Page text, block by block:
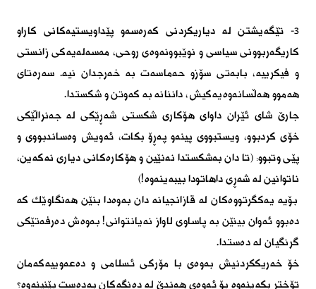
۳- تێگەیشتن لە دیاریكردنی كەرەسەو پێداویستیەكانی كاراو
كاریگەربوونی سیاسی و نوێبوونەوەی روحی، مەسەلەیەكی زانستی
و فیكرییە، بابەتی سۆزو حەماسەت بە خەرجدان نیە. سەرەتای
هەموو هەڵسانەوەیەكیش، داننانە بە كەوتن و شكستدا.
جارێ شای ئێران داوای هۆكاری شكستی شەڕێكی لە جەنراڵێكی
خۆی كردبوو، ویستبووی پینەو پەڕۆ بكات، ئەویش وەساندبووی و
پێی وتبوو: (تا دان بەشكستدا نەنێین و هۆكارەكانی دیاری نەكەین،
ناتوانین لە شەڕی داهاتودا بیبەینەوە!)
بۆیە یەكگرتووەكان لە قازانجیانە دان بەوەدا بنێن هەنگاوێك كە
دەبوو ئەوان بینێن بە پاساوی لاواز نەیانتوانی! بەوەش دەرفەتێكی
گرنگیان لە دەستدا.
خۆ خەریككردنیش بەوەی با مۆركی ئسلامی و دەعەوییەكەمان